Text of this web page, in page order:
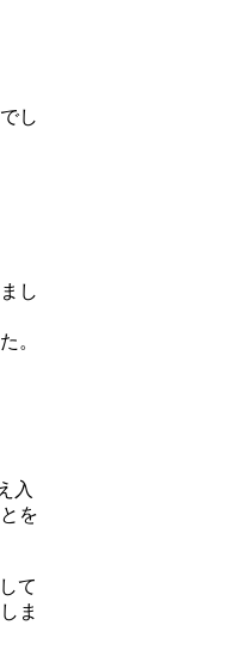
し
し
。
入
を
て
ま